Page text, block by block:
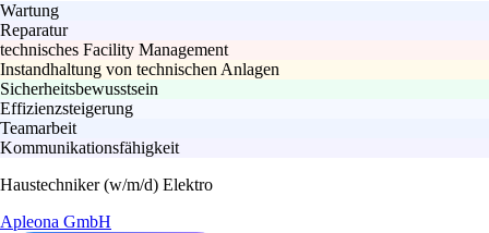
Wartung
Reparatur
technisches Facility Management
Instandhaltung von technischen Anlagen
Sicherheitsbewusstsein
Effizienzsteigerung
Teamarbeit
Kommunikationsfähigkeit
Haustechniker (w/m/d) Elektro
Apleona GmbH